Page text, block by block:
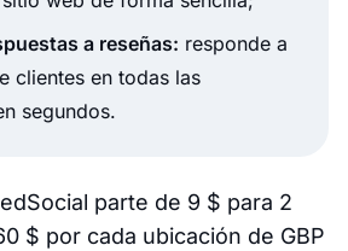
a reseñas: responde a
clientes en todas las
segundos.
parte de 9 $ para 2
$ por cada ubicación de GBP